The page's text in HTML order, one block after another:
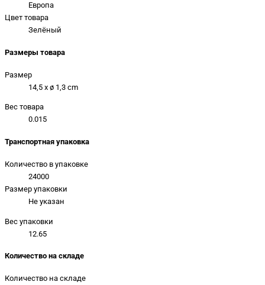
Европа
Цвет товара
Зелёный
Размеры товара
Размер
14,5 x ø 1,3 cm
Вес товара
0.015
Транспортная упаковка
Количество в упаковке
24000
Размер упаковки
Не указан
Вес упаковки
12.65
Количество на складе
Количество на складе